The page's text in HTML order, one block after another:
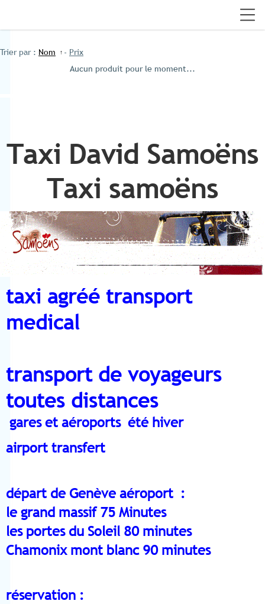
Trier par : Nom - Prix
Aucun produit pour le moment...
Taxi David Samoëns
Taxi samoëns
taxi agréé transport
medical
transport de voyageurs
toutes distances
gares et aéroports été hiver
airport transfert
départ de Genève aéroport :
le grand massif 75 Minutes
les portes du Soleil 80 minutes
Chamonix mont blanc 90 minutes
réservation :